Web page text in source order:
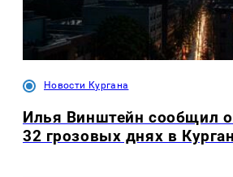
Новости Кургана
Илья Винштейн сообщил
32 грозовых днях в